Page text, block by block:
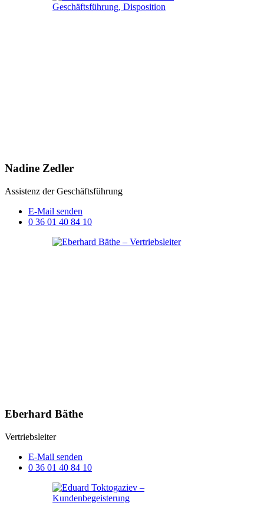
Nadine Zedler
Assistenz der Geschäftsführung
E-Mail senden
0 36 01 40 84 10
Eberhard Bäthe
Vertriebsleiter
E-Mail senden
0 36 01 40 84 10